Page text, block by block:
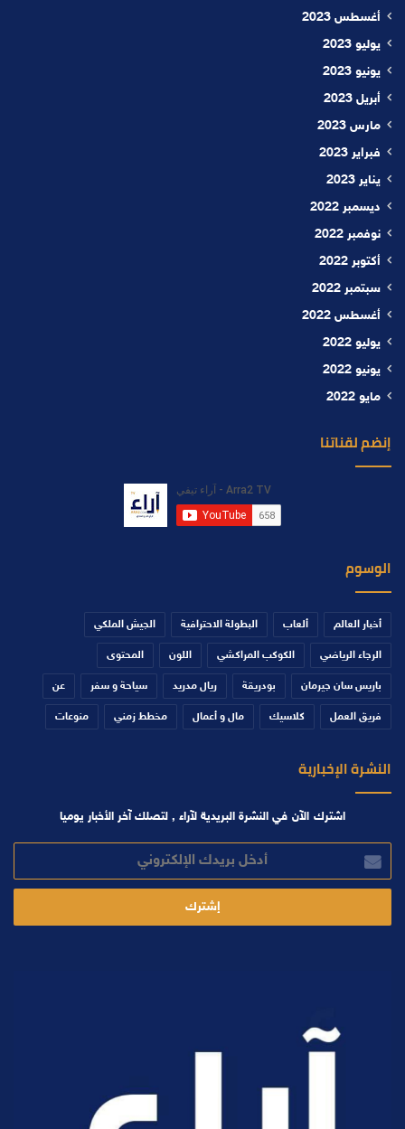
أغسطس 2023
يوليو 2023
يونيو 2023
أبريل 2023
مارس 2023
فبراير 2023
يناير 2023
ديسمبر 2022
نوفمبر 2022
أكتوبر 2022
سبتمبر 2022
أغسطس 2022
يوليو 2022
يونيو 2022
مايو 2022
إنضم لقناتنا
الوسوم
أخبار العالم ألعاب البطولة الاحترافية الجيش الملكي
الرجاء الرياضي الكوكب المراكشي اللون المحتوى
باريس سان جيرمان بودريقة ريال مدريد سياحة و سفر عن
فريق العمل كلاسيك مال و أعمال مخطط زمني منوعات
النشرة الإخبارية
اشترك الآن في النشرة البريدية لآراء , لتصلك آخر الأخبار يوميا
بريدك
الإلكتروني